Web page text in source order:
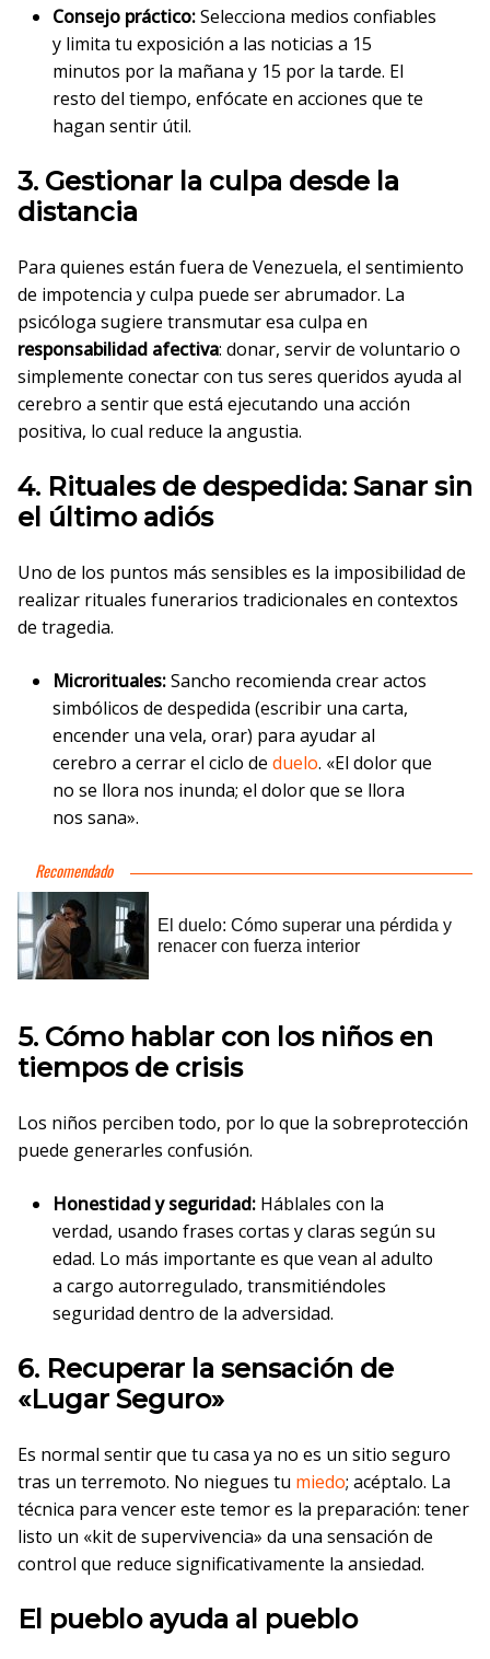
Consejo práctico:Selecciona medios confiables
y limita tu exposición a las noticias a 15
minutos por la mañana y 15 por la tarde. El
resto del tiempo, enfócate en acciones que te
hagan sentir útil.
3. Gestionar la culpa desde la
distancia
Para quienes están fuera de Venezuela, el sentimiento
de impotencia y culpa puede ser abrumador. La
psicóloga sugiere transmutar esa culpa en
responsabilidad afectiva: donar, servir de voluntario o
simplemente conectar con tus seres queridos ayuda al
cerebro a sentir que está ejecutando una acción
positiva, lo cual reduce la angustia.
4. Rituales de despedida: Sanar sin
el último adiós
Uno de los puntos más sensibles es la imposibilidad de
realizar rituales funerarios tradicionales en contextos
de tragedia.
Microrituales:Sancho recomienda crear actos
simbólicos de despedida (escribir una carta,
encender una vela, orar) para ayudar al
cerebro a cerrar el ciclo de duelo. «El dolor que
no se llora nos inunda; el dolor que se llora
nos sana».
5. Cómo hablar con los niños en
tiempos de crisis
Los niños perciben todo, por lo que la sobreprotección
puede generarles confusión.
Honestidad y seguridad: Háblales con la
verdad, usando frases cortas y claras según su
edad. Lo más importante es que vean al adulto
a cargo autorregulado, transmitiéndoles
seguridad dentro de la adversidad.
6. Recuperar la sensación de
«Lugar Seguro»
Es normal sentir que tu casa ya no es un sitio seguro
tras un terremoto. No niegues tu miedo; acéptalo. La
técnica para vencer este temor es la preparación: tener
listo un «kit de supervivencia» da una sensación de
control que reduce significativamente la ansiedad.
El pueblo ayuda al pueblo